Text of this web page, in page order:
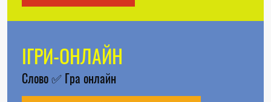
ІГРИ-ОНЛАЙН
Слово✅ Гра онлайн